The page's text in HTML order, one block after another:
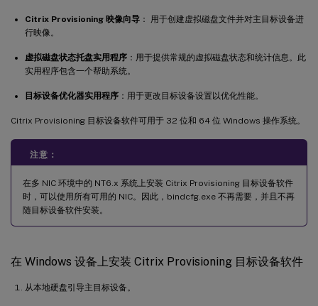
Citrix Provisioning 映像向导 ： 用于创建虚拟磁盘文件并对主目标设备进
行映像。
虚拟磁盘状态托盘实用程序 ：用于提供常规的虚拟磁盘状态和统计信息。此
实用程序包含一个帮助系统。
目标设备优化器实用程序 ：用于更改目标设备设置以优化性能。
Citrix Provisioning 目标设备软件可用于 32 位和 64 位 Windows 操作系统。
注意：
在多 NIC 环境中的 NT6.x 系统上安装 Citrix Provisioning 目标设备软件
时，可以使用所有可用的 NIC。因此，bindcfg.exe 不再需要，并且不再
随目标设备软件安装。
在 Windows 设备上安装 Citrix Provisioning 目标设备软件
从本地硬盘引导主目标设备。